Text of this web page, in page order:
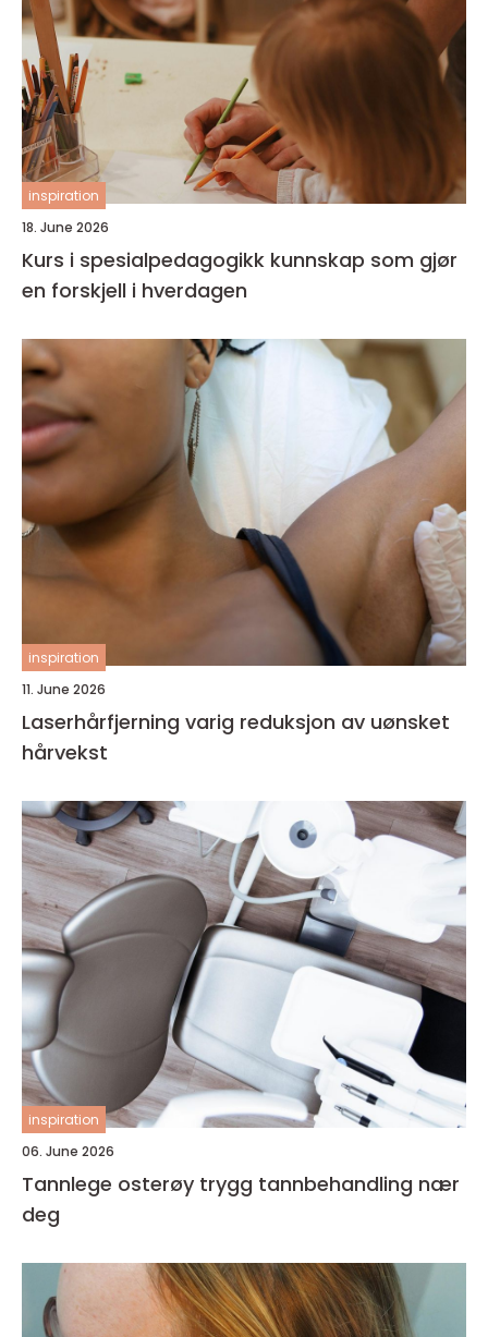
inspiration
18. June 2026
Kurs i spesialpedagogikk kunnskap som gjør
en forskjell i hverdagen
inspiration
11. June 2026
Laserhårfjerning varig reduksjon av uønsket
hårvekst
inspiration
06. June 2026
Tannlege osterøy trygg tannbehandling nær
deg